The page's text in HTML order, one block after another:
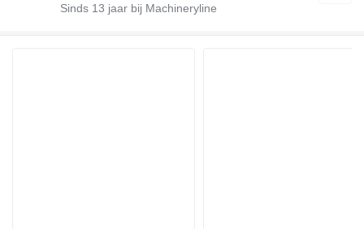
Sinds 13 jaar bij Machineryline